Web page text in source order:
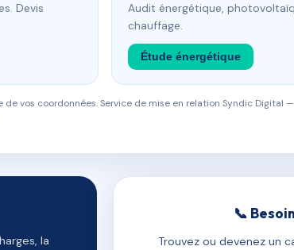
Devis
Audit énergétique,
chauffage.
Étude énergétique
vos coordonnées. Service de mise en relation Syndic Digital
la
📞
Trouvez ou devenez un